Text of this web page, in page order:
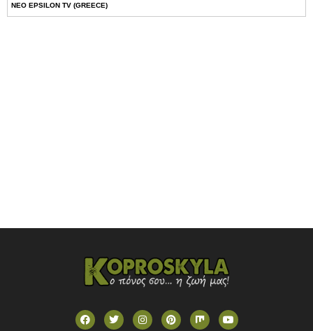
NEO EPSILON TV (GREECE)